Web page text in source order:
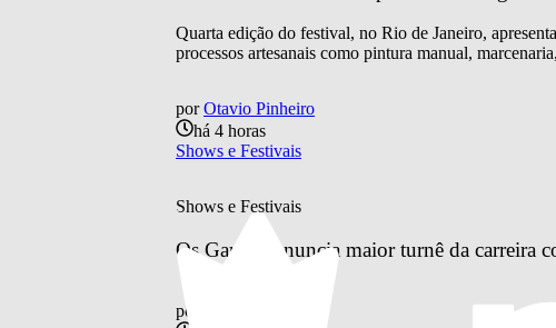
Quarta edição do festival, no Rio de Janeiro,
processos artesanais como pintura manual,
por Otavio Pinheiro
há 4 horas
Shows e Festivais
Shows e Festivais
Os Garotin anuncia maior turnê da carreira
por